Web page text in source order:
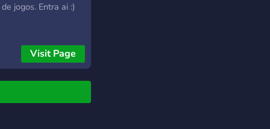
jogos. Entra ai :)
Visit Page